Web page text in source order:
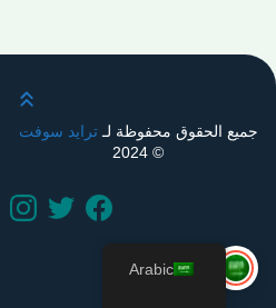
قم
جميع الحقوق محفوظة لـترايد سوفت
© 2024
Arabic